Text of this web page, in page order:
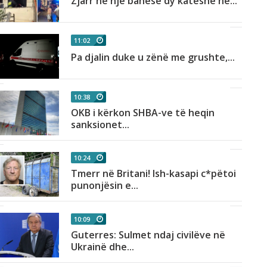
11:02
Pa djalin duke u zënë me grushte,...
10:38
OKB i kërkon SHBA-ve të heqin
sanksionet...
10:24
Tmerr në Britani! Ish-kasapi c*pëtoi
punonjësin e...
10:09
Guterres: Sulmet ndaj civilëve në
Ukrainë dhe...